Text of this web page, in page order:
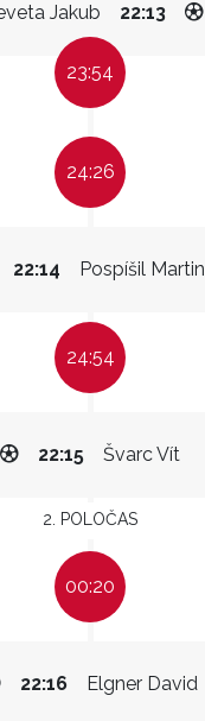
Jakub 22:13
23:54
24:26
Pospíšil Martin
22:14
24:54
Švarc Vít
22:15
2. POLOČAS
00:20
Elgner David
22:16